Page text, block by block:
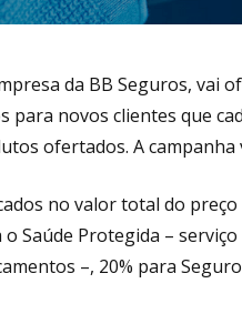
da BB Seguros, vai
para novos clientes que
ofertados. A
no valor total do
o Saúde Protegida –
–, 20% para